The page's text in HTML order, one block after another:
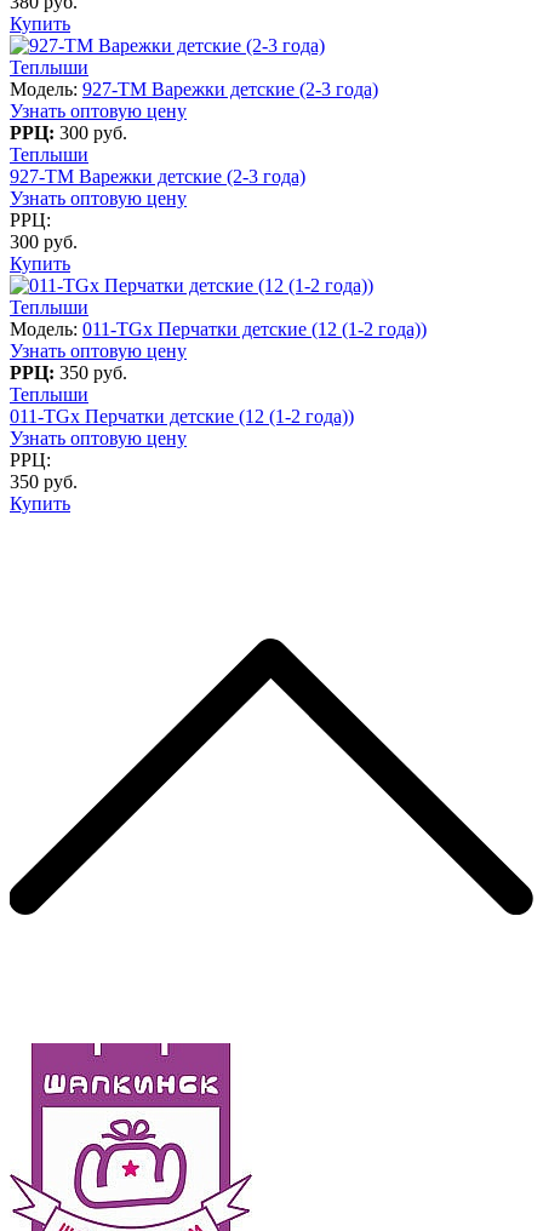
Купить
Теплыши
Модель: 927-TM Варежки детские (2-3 года)
Узнать оптовую цену
РРЦ: 300 руб.
Теплыши
927-TM Варежки детские (2-3 года)
Узнать оптовую цену
РРЦ:
300 руб.
Купить
Теплыши
Модель: 011-TGx Перчатки детские (12 (1-2 года))
Узнать оптовую цену
РРЦ: 350 руб.
Теплыши
011-TGx Перчатки детские (12 (1-2 года))
Узнать оптовую цену
РРЦ:
350 руб.
Купить